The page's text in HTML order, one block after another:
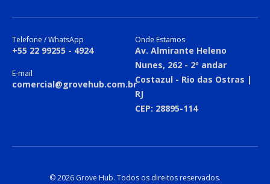
Telefone / WhatsApp
+55 22 99255 - 4924
E-mail
comercial@grovehub.com.br
Onde Estamos
Av. Almirante Heleno
Nunes, 262 - 2º andar
Costazul - Rio das Ostras |
RJ
CEP: 28895-114
© 2026 Grove Hub. Todos os direitos reservados.